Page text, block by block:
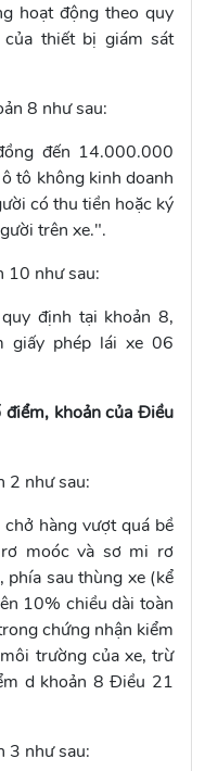
hoạt động theo quy
thiết bị giám sát
8 như sau:
đến 14.000.000
tô không kinh doanh
có thu tiền hoặc ký
trên xe.".
10 như sau:
định tại khoản 8,
giấy phép lái xe 06
khoản của Điều
2 như sau:
hàng vượt quá bề
moóc và sơ mi rơ
phía sau thùng xe (kể
10% chiều dài toàn
chứng nhận kiểm
trường của xe, trừ
d khoản 8 Điều 21
3 như sau: